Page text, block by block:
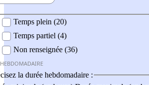
Temps plein (20)
Temps partiel (4)
Non renseignée (36)
la durée hebdomadaire :